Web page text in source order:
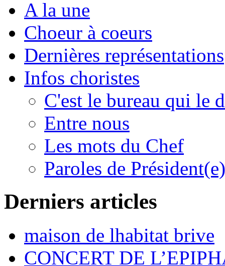
A la une
Choeur à coeurs
Dernières représentations
Infos choristes
C'est le bureau qui le
Entre nous
Les mots du Chef
Paroles de Président(e)
Derniers articles
maison de lhabitat brive
CONCERT DE